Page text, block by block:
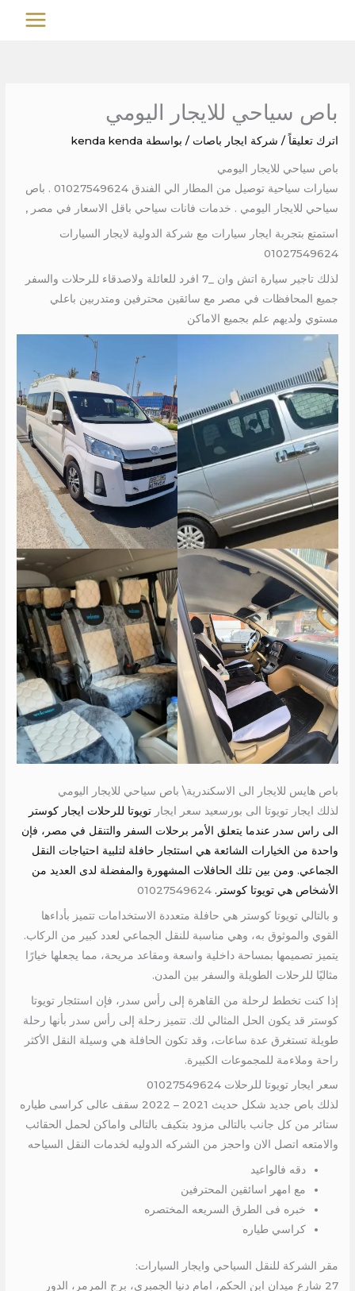
MAIN
باص سياحي للايجار اليومي
اترك تعليقاً / شركة ايجار باصات / بواسطة kenda kenda
باص سياحي للايجار اليومي
سيارات سياحية توصيل من المطار الي الفندق 01027549624 . باص
سياحي للايجار اليومي . خدمات فانات سياحي باقل الاسعار في مصر ,
استمتع بتجربة ايجار سيارات مع شركة الدولية لايجار السيارات
01027549624
لذلك تاجير سيارة اتش وان _7 افرد للعائلة ولاصدقاء للرحلات والسفر
جميع المحافظات في مصر مع سائقين محترفين ومتدربين باعلي
مستوي ولديهم علم بجميع الاماكن
باص هايس للايجار الى الاسكندرية\ باص سياحي للايجار اليومي
لذلك ايجار تويوتا الى بورسعيد سعر ايجار تويوتا للرحلات ايجار كوستر
الى راس سدر عندما يتعلق الأمر برحلات السفر والتنقل في مصر، فإن
واحدة من الخيارات الشائعة هي استئجار حافلة لتلبية احتياجات النقل
الجماعي. ومن بين تلك الحافلات المشهورة والمفضلة لدى العديد من
الأشخاص هي تويوتا كوستر. 01027549624
و بالتالي تويوتا كوستر هي حافلة متعددة الاستخدامات تتميز بأداءها
القوي والموثوق به، وهي مناسبة للنقل الجماعي لعدد كبير من الركاب.
يتميز تصميمها بمساحة داخلية واسعة ومقاعد مريحة، مما يجعلها خيارًا
مثاليًا للرحلات الطويلة والسفر بين المدن.
إذا كنت تخطط لرحلة من القاهرة إلى رأس سدر، فإن استئجار تويوتا
كوستر قد يكون الحل المثالي لك. تتميز رحلة إلى رأس سدر بأنها رحلة
طويلة تستغرق عدة ساعات، وقد تكون الحافلة هي وسيلة النقل الأكثر
راحة وملاءمة للمجموعات الكبيرة.
سعر ايجار تويوتا للرحلات 01027549624
لذلك باص جديد شكل حديث 2021 – 2022 سقف عالى كراسى طياره
ستائر من كل جانب بالتالى مزود بتكيف بالتالى واماكن لحمل الحقائب
والامتعه اتصل الان واحجز من الشركه الدوليه لخدمات النقل السياحه
دقه فالواعيد
مع امهر اسائقين المحترفين
خبره فى الطرق السريعه المختصره
كراسي طياره
مقر الشركة للنقل السياحي وايجار السيارات:
27 شارع ميدان ابن الحكم، امام دنيا الجمبري، برج المرمر، الدور